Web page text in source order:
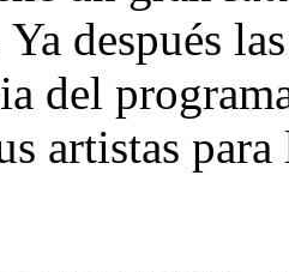
después
del
artistas